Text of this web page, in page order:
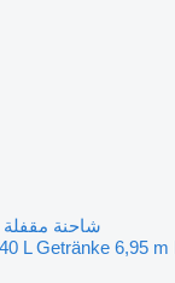
L Getränke 6,95